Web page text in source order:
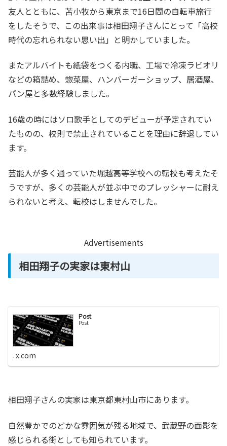
友人とともに、苫小牧から東京まで16日間の自転車旅行
をしたそうで、この出来事は相田翔子さんにとって「高校
時代の忘れられない思い出」と明かしていました。
またアルバイトも紙袋をつくる内職、工場で冷凍ラビオリ
などの箱詰め、惣菜屋、ハンバーガーショップ、居酒屋、
パン屋と多数経験しました。
16歳の時にはソロ歌手としてのデビューが予定されてい
たものの、校則で禁止されていることを理由に辞退してい
ます。
芸能人が多く通っていた堀越高等学校への転校も考えたそ
うですが、多くの芸能人が並ぶ中でのプレッシャーに耐え
られないと考え、転校はしませんでした。
Advertisements
相田翔子の実家は東村山
Post
Post
x.com
相田翔子さんの実家は東京都東村山市にあります。
自然豊かでのどかな雰囲気が残る地域で、武蔵野の面影を
感じられる街としても知られています。